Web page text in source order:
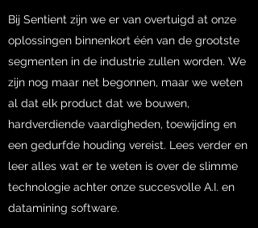
Bij Sentient zijn we er van overtuigd at onze
oplossingen binnenkort één van de grootste
segmenten in de industrie zullen worden. We
zijn nog maar net begonnen, maar we weten
al dat elk product dat we bouwen,
hardverdiende vaardigheden, toewijding en
een gedurfde houding vereist. Lees verder en
leer alles wat er te weten is over de slimme
technologie achter onze succesvolle A.I. en
datamining software.